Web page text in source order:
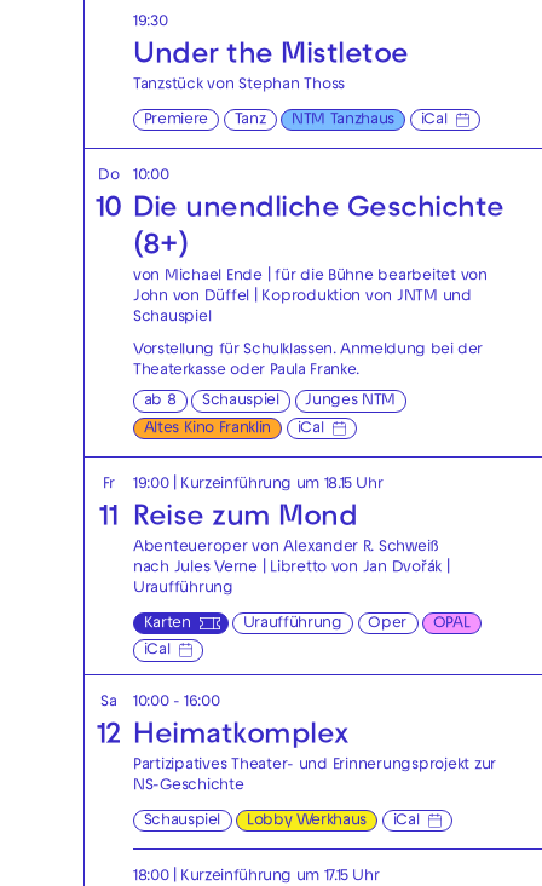
19:30
Under the Mistletoe
Tanzstück von Stephan Thoss
Premiere Tanz NTM Tanzhaus iCal
Do
10
10:00
Die unendliche Geschichte
(8+)
von Michael Ende | für die Bühne bearbeitet von
John von Düffel | Koproduktion von JNTM und
Schauspiel
Vorstellung für Schulklassen. Anmeldung bei der
Theaterkasseoder Paula Franke.
ab 8 Schauspiel
Junges NTM
Altes Kino Franklin
iCal
Fr
11
19:00 | Kurzeinführung um 18.15 Uhr
Reise zum Mond
Abenteueroper von Alexander R. Schweiß
nach Jules Verne | Libretto von Jan Dvořák |
Uraufführung
Karten Uraufführung Oper
OPAL
iCal
Sa
12
10:00 - 16:00
Heimatkomplex
Partizipatives Theater- und Erinnerungsprojekt zur
NS-Geschichte
Schauspiel Lobby Werkhaus iCal
18:00 | Kurzeinführung um 17.15 Uhr